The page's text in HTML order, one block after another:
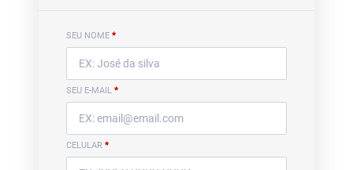
SEU NOME *
SEU E-MAIL *
CELULAR *